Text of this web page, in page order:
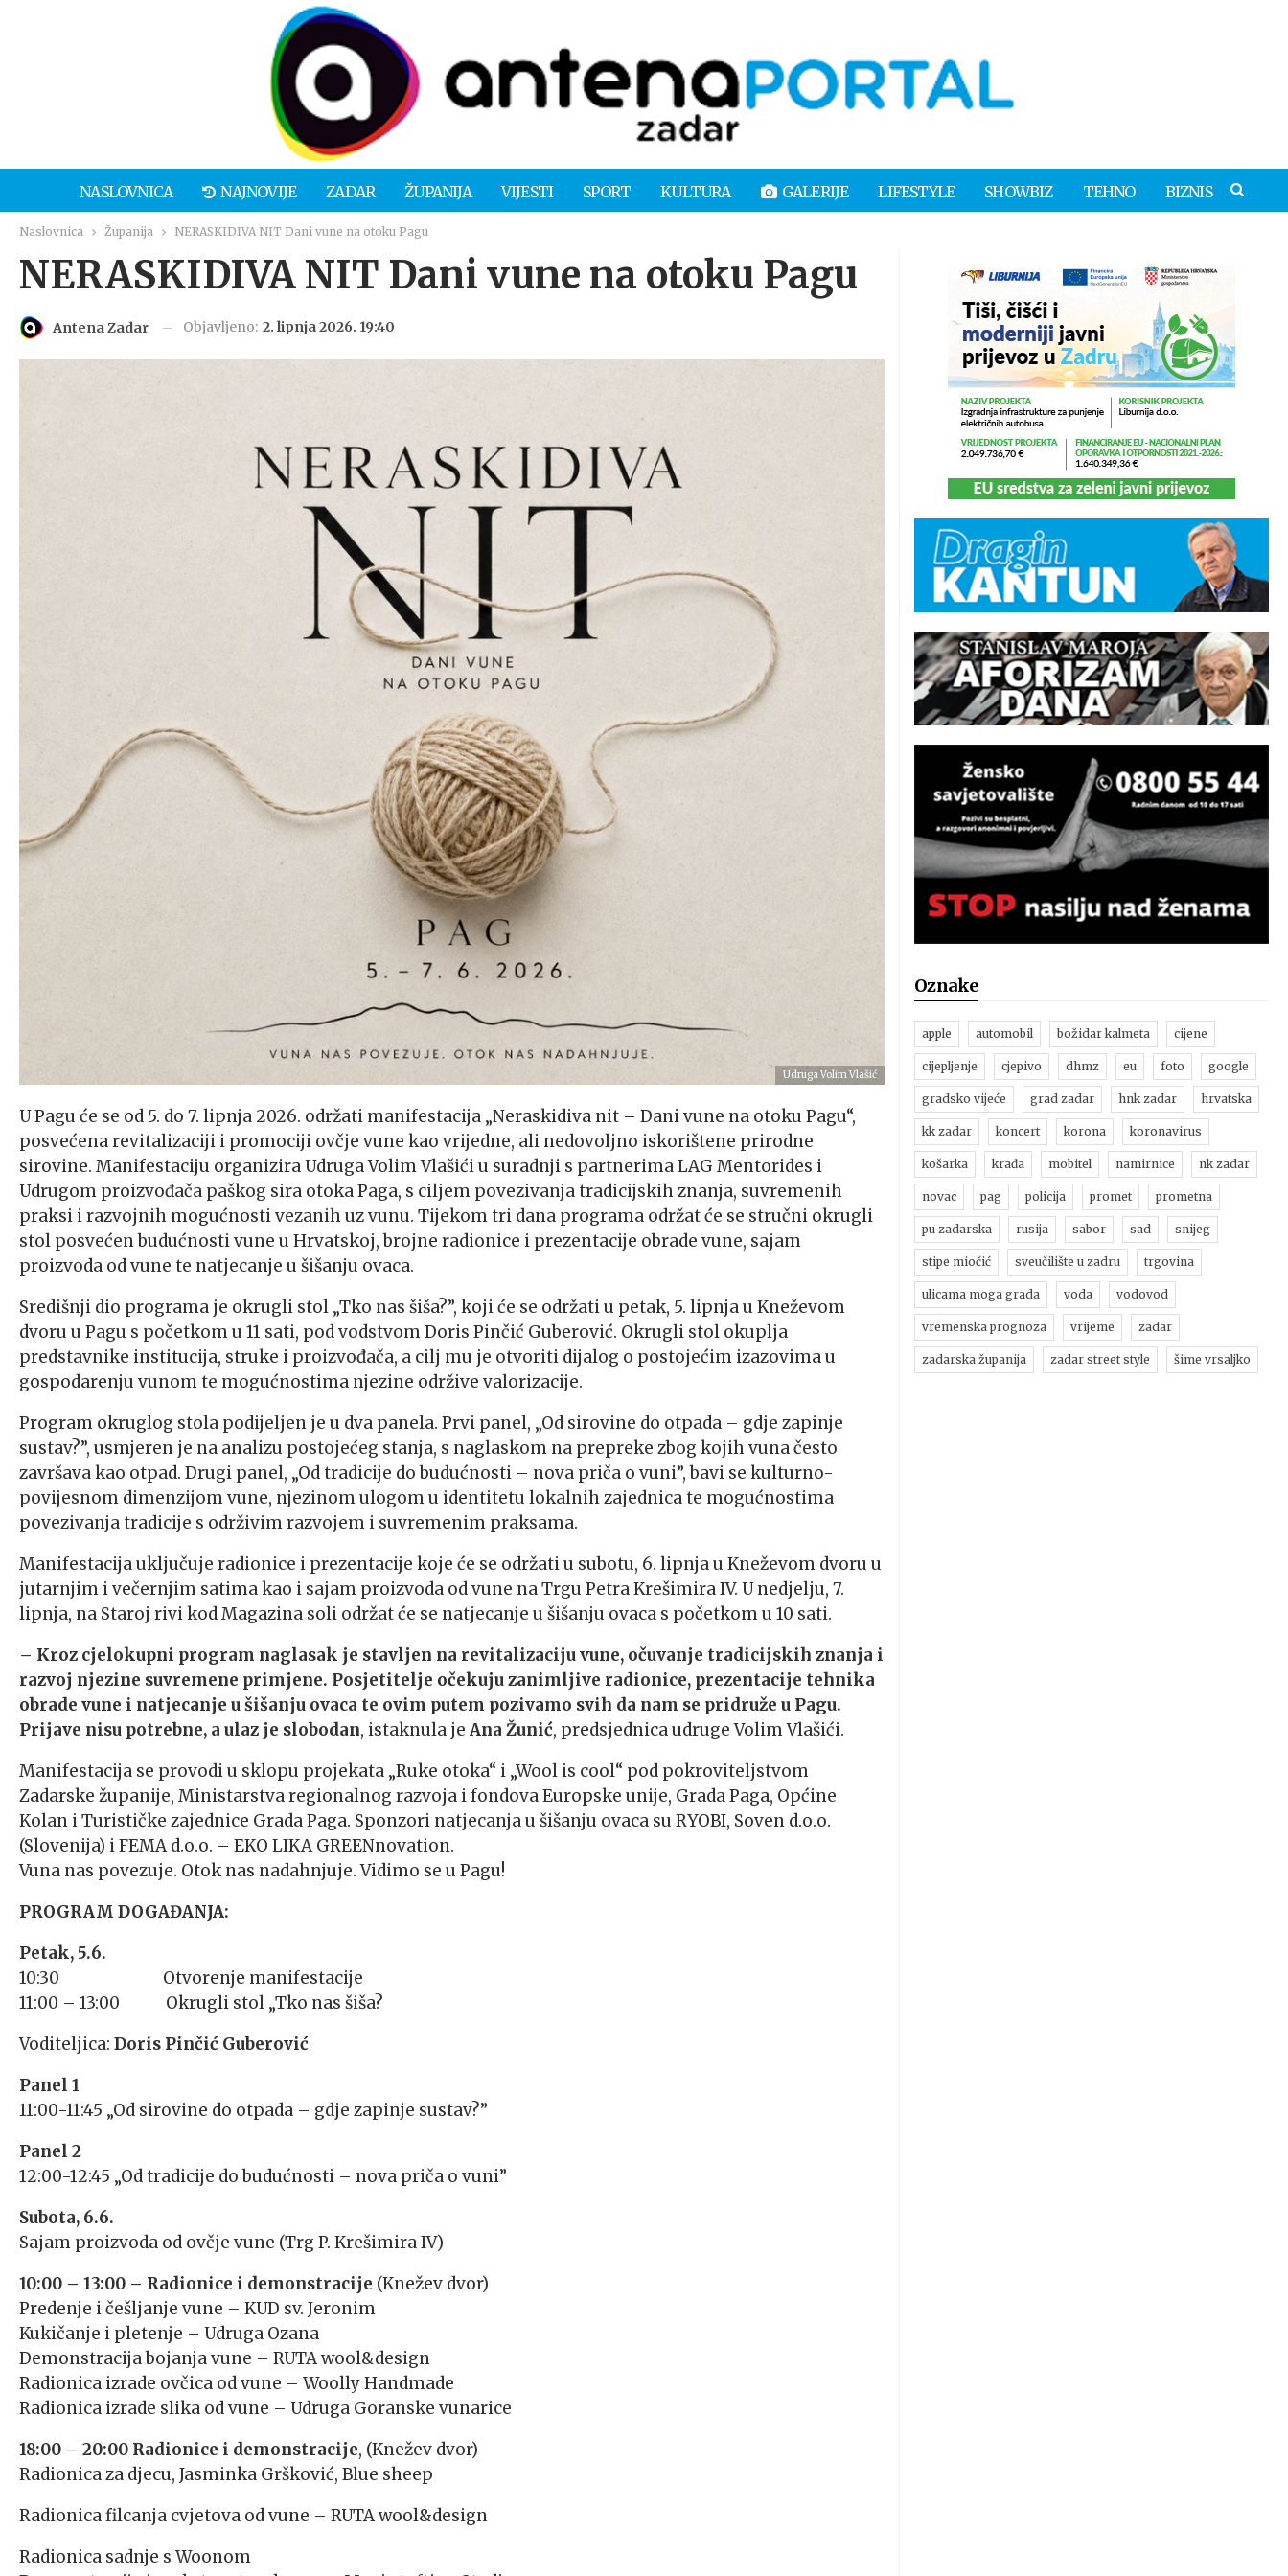
NASLOVNICA NAJNOVIJE ZADAR ŽUPANIJA VIJESTI SPORT KULTURA GALERIJE LIFESTYLE SHOWBIZ TEHNO BIZNIS
Naslovnica Županija NERASKIDIVA NIT Dani vune na otoku Pagu
NERASKIDIVA NIT Dani vune na otoku Pagu
Antena Zadar Objavljeno: 2. lipnja 2026. 19:40
Udruga Volim Vlašić
U Pagu će se od 5. do 7. lipnja 2026. održati manifestacija „Neraskidiva nit – Dani vune na otoku Pagu“,
posvećena revitalizaciji i promociji ovčje vune kao vrijedne, ali nedovoljno iskorištene prirodne
sirovine. Manifestaciju organizira Udruga Volim Vlašići u suradnji s partnerima LAG Mentorides i
Udrugom proizvođača paškog sira otoka Paga, s ciljem povezivanja tradicijskih znanja, suvremenih
praksi i razvojnih mogućnosti vezanih uz vunu. Tijekom tri dana programa održat će se stručni okrugli
stol posvećen budućnosti vune u Hrvatskoj, brojne radionice i prezentacije obrade vune, sajam
proizvoda od vune te natjecanje u šišanju ovaca.
Središnji dio programa je okrugli stol „Tko nas šiša?”, koji će se održati u petak, 5. lipnja u Kneževom
dvoru u Pagu s početkom u 11 sati, pod vodstvom Doris Pinčić Guberović. Okrugli stol okuplja
predstavnike institucija, struke i proizvođača, a cilj mu je otvoriti dijalog o postojećim izazovima u
gospodarenju vunom te mogućnostima njezine održive valorizacije.
Program okruglog stola podijeljen je u dva panela. Prvi panel, „Od sirovine do otpada – gdje zapinje
sustav?”, usmjeren je na analizu postojećeg stanja, s naglaskom na prepreke zbog kojih vuna često
završava kao otpad. Drugi panel, „Od tradicije do budućnosti – nova priča o vuni”, bavi se kulturno-
povijesnom dimenzijom vune, njezinom ulogom u identitetu lokalnih zajednica te mogućnostima
povezivanja tradicije s održivim razvojem i suvremenim praksama.
Manifestacija uključuje radionice i prezentacije koje će se održati u subotu, 6. lipnja u Kneževom dvoru u
jutarnjim i večernjim satima kao i sajam proizvoda od vune na Trgu Petra Krešimira IV. U nedjelju, 7.
lipnja, na Staroj rivi kod Magazina soli održat će se natjecanje u šišanju ovaca s početkom u 10 sati.
– Kroz cjelokupni program naglasak je stavljen na revitalizaciju vune, očuvanje tradicijskih znanja i
razvoj njezine suvremene primjene. Posjetitelje očekuju zanimljive radionice, prezentacije tehnika
obrade vune i natjecanje u šišanju ovaca te ovim putem pozivamo svih da nam se pridruže u Pagu.
Prijave nisu potrebne, a ulaz je slobodan, istaknula je Ana Žunić, predsjednica udruge Volim Vlašići.
Manifestacija se provodi u sklopu projekata „Ruke otoka“ i „Wool is cool“ pod pokroviteljstvom
Zadarske županije, Ministarstva regionalnog razvoja i fondova Europske unije, Grada Paga, Općine
Kolan i Turističke zajednice Grada Paga. Sponzori natjecanja u šišanju ovaca su RYOBI, Soven d.o.o.
(Slovenija) i FEMA d.o.o. – EKO LIKA GREENnovation.
Vuna nas povezuje. Otok nas nadahnjuje. Vidimo se u Pagu!
PROGRAM DOGAĐANJA:
Petak, 5.6.
10:30 Otvorenje manifestacije
11:00 – 13:00 Okrugli stol „Tko nas šiša?
Voditeljica: Doris Pinčić Guberović
Panel 1
11:00-11:45 „Od sirovine do otpada – gdje zapinje sustav?”
Panel 2
12:00-12:45 „Od tradicije do budućnosti – nova priča o vuni”
Subota, 6.6.
Sajam proizvoda od ovčje vune (Trg P. Krešimira IV)
10:00 – 13:00 – Radionice i demonstracije (Knežev dvor)
Predenje i češljanje vune – KUD sv. Jeronim
Kukičanje i pletenje – Udruga Ozana
Demonstracija bojanja vune – RUTA wool&design
Radionica izrade ovčica od vune – Woolly Handmade
Radionica izrade slika od vune – Udruga Goranske vunarice
18:00 – 20:00 Radionice i demonstracije, (Knežev dvor)
Radionica za djecu, Jasminka Gršković, Blue sheep
Radionica filcanja cvjetova od vune – RUTA wool&design
Radionica sadnje s Woonom
Oznake
apple automobil božidar kalmeta cijene
cijepljenje cjepivo dhmz eu foto google
gradsko vijeće grad zadar hnk zadar hrvatska
kk zadar koncert korona koronavirus
košarka krađa mobitel namirnice nk zadar
novac pag policija promet prometna
pu zadarska rusija sabor sad snijeg
stipe miočić sveučilište u zadru trgovina
ulicama moga grada voda vodovod
vremenska prognoza vrijeme zadar
zadarska županija zadar street style šime vrsaljko